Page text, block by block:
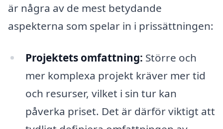
är några av de mest betydande
aspekterna som spelar in i prissättningen:
Projektets omfattning: Större och
mer komplexa projekt kräver mer tid
och resurser, vilket i sin tur kan
påverka priset. Det är därför viktigt att